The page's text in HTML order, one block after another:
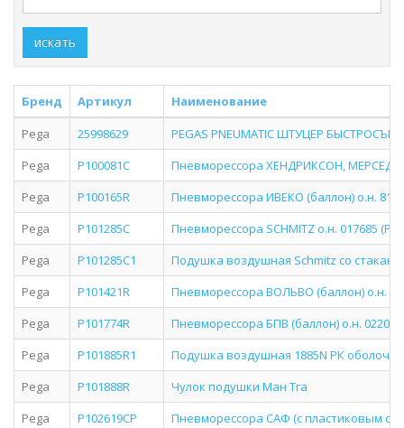
искать
Бренд Артикул
Наименование
Pega
25998629
PEGAS PNEUMATIC ШТУЦЕР
Pega
P100081C
Пневморессора ХЕНДРИКСОН, МЕРСЕДЕС
Pega
P100165R
Пневморессора ИВЕКО (баллон) о.н.
Pega
P101285C
Пневморессора SCHMITZ о.н. 017685
Pega
P101285C1
Подушка воздушная Schmitz со
Pega
P101421R
Пневморессора ВОЛЬВО (баллон) о.н.
Pega
P101774R
Пневморессора БПВ (баллон) о.н.
Pega
P101885R1
Подушка воздушная 1885N РК оболочка
Pega
P101888R
Чулок подушки Ман Тга
Pega
P102619CP
Пневморессора САФ (с пластиковым